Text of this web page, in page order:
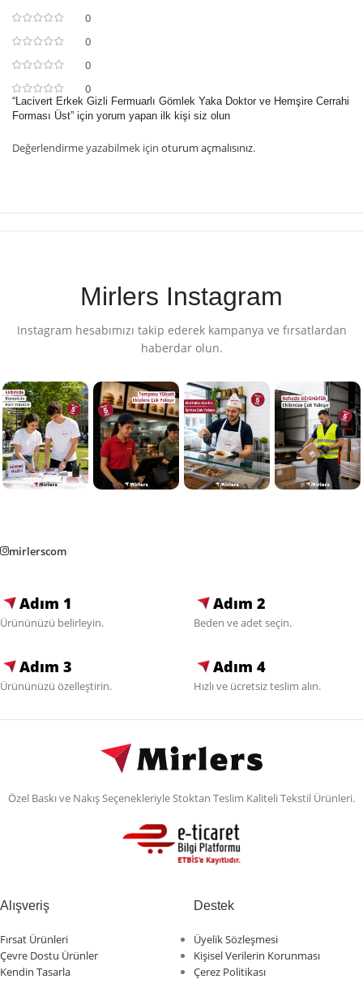
0
0
0
0
“Lacivert Erkek Gizli Fermuarlı Gömlek Yaka Doktor ve Hemşire Cerrahi
Forması Üst” için yorum yapan ilk kişi siz olun
Değerlendirme yazabilmek için oturum açmalısınız.
Mirlers Instagram
Instagram hesabımızı takip ederek kampanya ve fırsatlardan
haberdar olun.
mirlerscom
Adım 1
Ürününüzü belirleyin.
Adım 2
Beden ve adet seçin.
Adım 3
Ürününüzü özelleştirin.
Adım 4
Hızlı ve ücretsiz teslim alın.
Özel Baskı ve Nakış Seçenekleriyle Stoktan Teslim Kaliteli Tekstil Ürünleri.
Alışveriş
Fırsat Ürünleri
Çevre Dostu Ürünler
Kendin Tasarla
Destek
Üyelik Sözleşmesi
Kişisel Verilerin Korunması
Çerez Politikası